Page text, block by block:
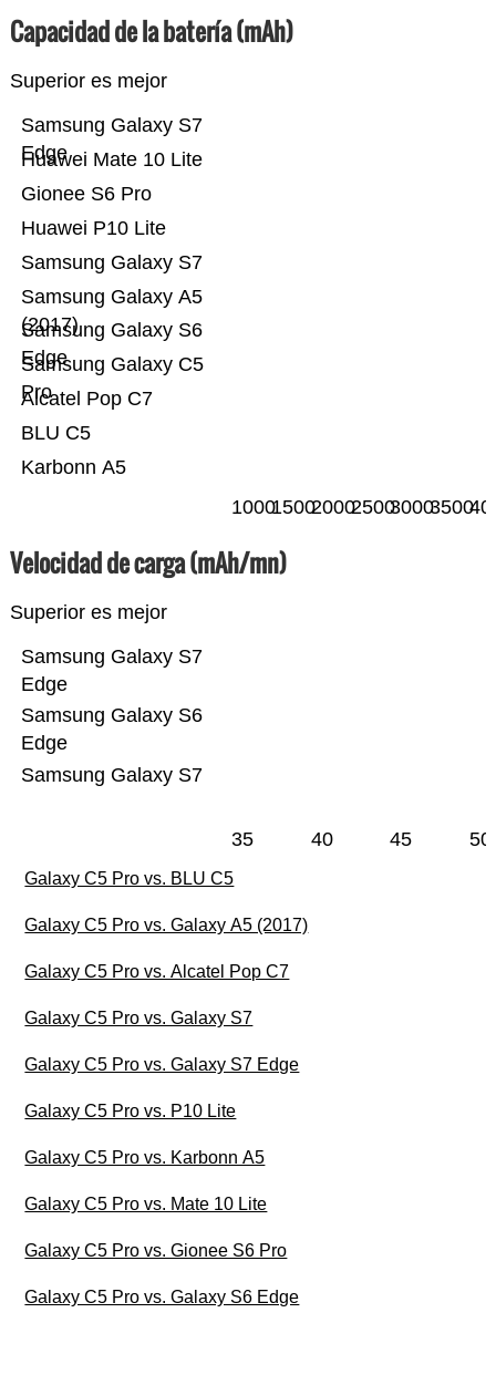
Capacidad de la batería (mAh)
Superior es mejor
Karbonn A5
BLU C5
Alcatel Pop C7
Samsung Galaxy C5
Pro
Samsung Galaxy S6
Edge
Samsung Galaxy A5
(2017)
Samsung Galaxy S7
Huawei P10 Lite
Gionee S6 Pro
Huawei Mate 10 Lite
Samsung Galaxy S7
Edge
100015002000250030003500
Velocidad de carga (mAh/mn)
Superior es mejor
Samsung Galaxy S7
Samsung Galaxy S6
Edge
Samsung Galaxy S7
Edge
35 40 45 50
Galaxy C5 Pro vs. BLU C5
Galaxy C5 Pro vs. Galaxy A5 (2017)
Galaxy C5 Pro vs. Alcatel Pop C7
Galaxy C5 Pro vs. Galaxy S7
Galaxy C5 Pro vs. Galaxy S7 Edge
Galaxy C5 Pro vs. P10 Lite
Galaxy C5 Pro vs. Karbonn A5
Galaxy C5 Pro vs. Mate 10 Lite
Galaxy C5 Pro vs. Gionee S6 Pro
Galaxy C5 Pro vs. Galaxy S6 Edge